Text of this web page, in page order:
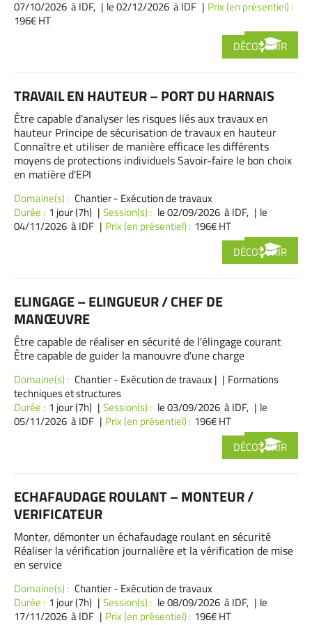
07/10/2026 à IDF,
le 02/12/2026 à IDF
Prix (en présentiel) :
196€ HT
DÉCOUVRIR
TRAVAIL EN HAUTEUR – PORT DU HARNAIS
Être capable d'analyser les risques liés aux travaux en
hauteur Principe de sécurisation de travaux en hauteur
Connaître et utiliser de manière efficace les différents
moyens de protections individuels Savoir-faire le bon choix
en matière d'EPI
Domaine(s) : Chantier - Exécution de travaux
Durée : 1 jour (7h) Session(s) : le 02/09/2026 à IDF,
le
04/11/2026 à IDF
Prix (en présentiel) : 196€ HT
DÉCOUVRIR
ELINGAGE – ELINGUEUR / CHEF DE
MANŒUVRE
Être capable de réaliser en sécurité de l'élingage courant
Être capable de guider la manouvre d'une charge
Domaine(s) : Chantier - Exécution de travaux|
Formations
techniques et structures
Durée : 1 jour (7h) Session(s) : le 03/09/2026 à IDF,
le
05/11/2026 à IDF
Prix (en présentiel) : 196€ HT
DÉCOUVRIR
ECHAFAUDAGE ROULANT – MONTEUR /
VERIFICATEUR
Monter, démonter un échafaudage roulant en sécurité
Réaliser la vérification journalière et la vérification de mise
en service
Domaine(s) : Chantier - Exécution de travaux
Durée : 1 jour (7h) Session(s) : le 08/09/2026 à IDF,
le
17/11/2026 à IDF
Prix (en présentiel) : 196€ HT